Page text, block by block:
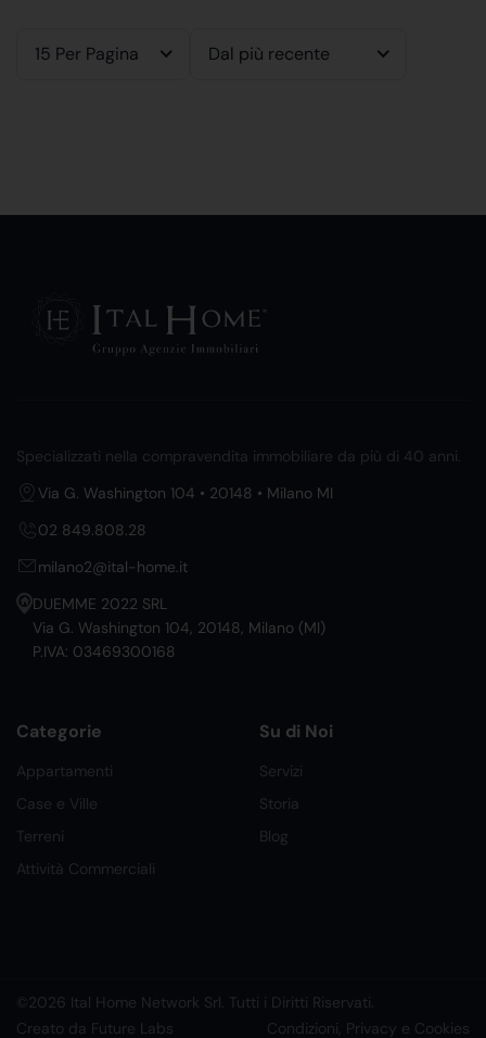
15 Per Pagina Dal più recente
Specializzati nella compravendita immobiliare da più di 40 anni.
Via G. Washington 104 • 20148 • Milano MI
02 849.808.28
milano2@ital-home.it
DUEMME 2022 SRL
Via G. Washington 104, 20148, Milano (MI)
P.IVA: 03469300168
Categorie
Appartamenti
Case e Ville
Terreni
Attività Commerciali
Su di Noi
Servizi
Storia
Blog
©2026 Ital Home Network Srl. Tutti i Diritti Riservati.
Creato da Future Labs
Condizioni, Privacy e Cookies